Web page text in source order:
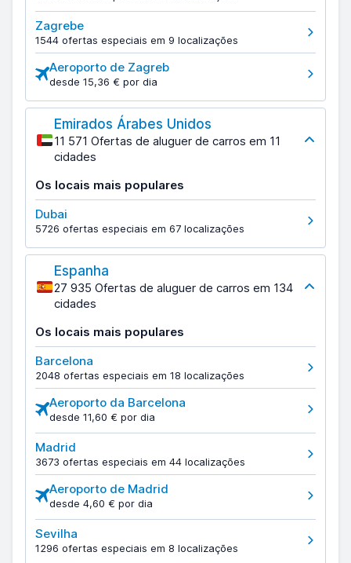
Zagrebe
1544 ofertas especiais em 9 localizações
Aeroporto de Zagreb
desde 15,36 € por dia
Emirados Árabes Unidos
11 571 Ofertas de aluguer de carros em 11
cidades
Os locais mais populares
Dubai
5726 ofertas especiais em 67 localizações
Espanha
27 935 Ofertas de aluguer de carros em 134
cidades
Os locais mais populares
Barcelona
2048 ofertas especiais em 18 localizações
Aeroporto da Barcelona
desde 11,60 € por dia
Madrid
3673 ofertas especiais em 44 localizações
Aeroporto de Madrid
desde 4,60 € por dia
Sevilha
1296 ofertas especiais em 8 localizações